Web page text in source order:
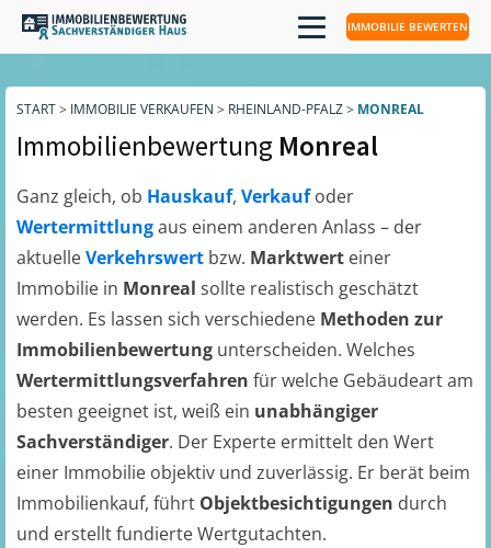
IMMOBILIE BEWERTEN
START> IMMOBILIE VERKAUFEN > RHEINLAND-PFALZ> MONREAL
Immobilienbewertung Monreal
Ganz gleich, ob Hauskauf, Verkaufoder
Wertermittlungaus einem anderen Anlass – der
aktuelleVerkehrswert bzw. Marktwert einer
Immobilie in Monreal sollte realistisch geschätzt
werden. Es lassen sich verschiedene Methoden zur
Immobilienbewertung unterscheiden. Welches
Wertermittlungsverfahren für welche Gebäudeart am
besten geeignet ist, weiß ein unabhängiger
Sachverständiger. Der Experte ermittelt den Wert
einer Immobilie objektiv und zuverlässig. Er berät beim
Immobilienkauf, führt Objektbesichtigungen durch
und erstellt fundierte Wertgutachten.